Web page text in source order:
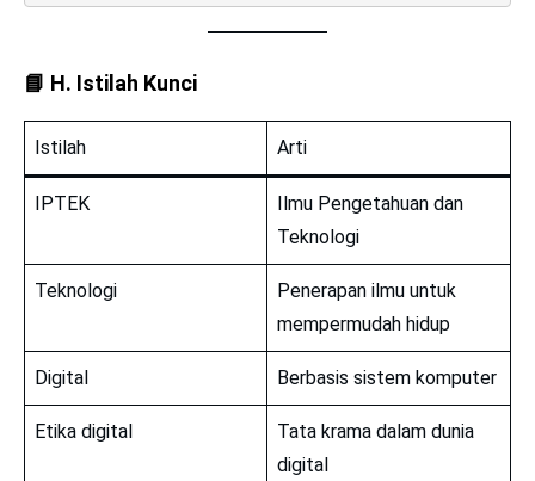
📘 H. Istilah Kunci
Istilah Arti
IPTEK
Ilmu Pengetahuan dan
Teknologi
Teknologi
Penerapan ilmu untuk
mempermudah hidup
Digital Berbasis sistem komputer
Etika digital
Tata krama dalam dunia
digital